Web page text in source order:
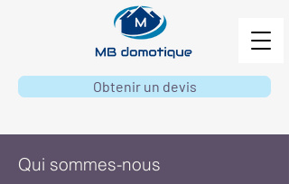
Obtenir un devis
Qui sommes-nous